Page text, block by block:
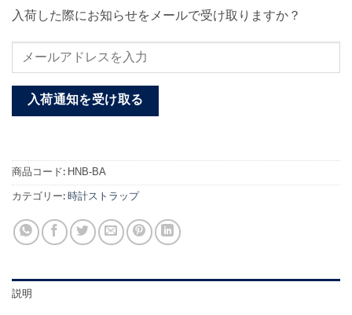
入荷した際にお知らせをメールで受け取りますか？
入荷通知を受け取る
商品コード:HNB-BA
カテゴリー:時計ストラップ
説明